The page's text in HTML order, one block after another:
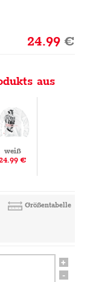
24.99€
aus
weiß
€
Größentabelle
+
-